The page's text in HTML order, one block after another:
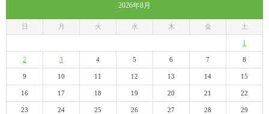
2026年8月
日 月 火 水 木 金 土
1
2 3 4 5 6 7 8
9 10 11 12 13 14 15
16 17 18 19 20 21 22
23 24 25 26 27 28 29